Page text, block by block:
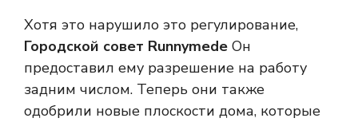
Хотя это нарушило это регулирование,
Городской совет Runnymede Он
предоставил ему разрешение на работу
задним числом. Теперь они также
одобрили новые плоскости дома, которые